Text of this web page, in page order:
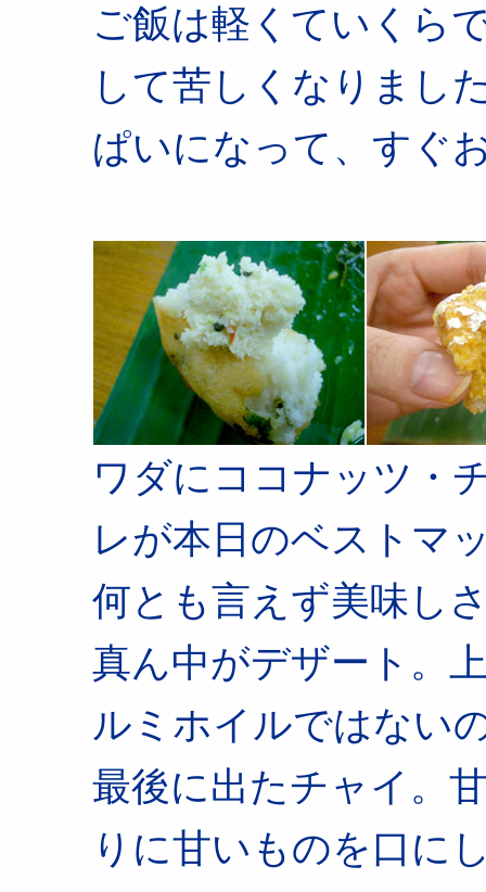
ご飯は軽くていくら
して苦しくなりまし
ぱいになって、すぐ
ワダにココナッツ・
レが本日のベストマ
何とも言えず美味し
真ん中がデザート。
ルミホイルではない
最後に出たチャイ。
りに甘いものを口に